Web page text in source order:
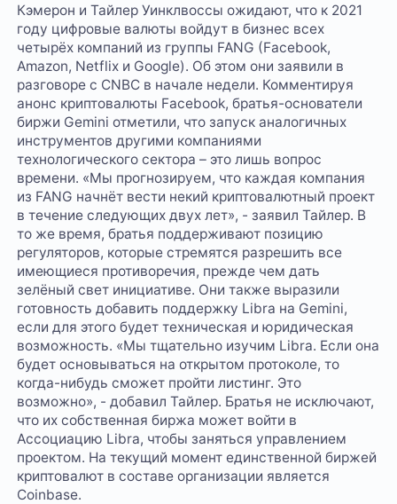
Кэмерон и Тайлер Уинклвоссы ожидают, что к 2021
году цифровые валюты войдут в бизнес всех
четырёх компаний из группы FANG (Facebook,
Amazon, Netflix и Google). Об этом они заявили в
разговоре с CNBC в начале недели. Комментируя
анонс криптовалюты Facebook, братья-основатели
биржи Gemini отметили, что запуск аналогичных
инструментов другими компаниями
технологического сектора – это лишь вопрос
времени. «Мы прогнозируем, что каждая компания
из FANG начнёт вести некий криптовалютный проект
в течение следующих двух лет», - заявил Тайлер. В
то же время, братья поддерживают позицию
регуляторов, которые стремятся разрешить все
имеющиеся противоречия, прежде чем дать
зелёный свет инициативе. Они также выразили
готовность добавить поддержку Libra на Gemini,
если для этого будет техническая и юридическая
возможность. «Мы тщательно изучим Libra. Если она
будет основываться на открытом протоколе, то
когда-нибудь сможет пройти листинг. Это
возможно», - добавил Тайлер. Братья не исключают,
что их собственная биржа может войти в
Ассоциацию Libra, чтобы заняться управлением
проектом. На текущий момент единственной биржей
криптовалют в составе организации является
Coinbase.